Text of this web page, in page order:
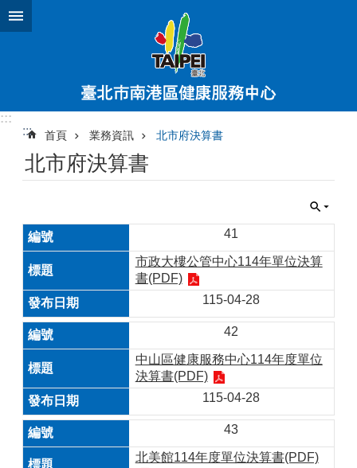
跳到主要內容區塊
:::
:::
首頁 業務資訊 北市府決算書
北市府決算書
41
市政大樓公管中心114年單位決算
書(PDF)
115-04-28
42
中山區健康服務中心114年度單位
決算書(PDF)
115-04-28
43
北美館114年度單位決算書(PDF)